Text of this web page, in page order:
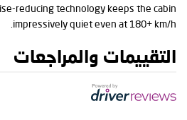
reducing technology keeps the cabin
impressively quiet even at 180+ km/h.
التقييمات والمراجعات